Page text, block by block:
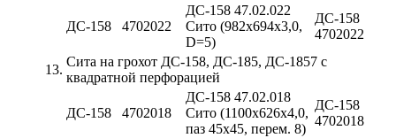
ДС-158 4702022
ДС-158 47.02.022
Сито (982х694х3,0,
D=5)
ДС-158
4702022
13.
Cита на грохот ДС-158, ДС-185, ДС-1857 с
квадратной перфорацией
ДС-158 4702018
ДС-158 47.02.018
Сито (1100х626х4,0,
паз 45х45, перем. 8)
ДС-158
4702018